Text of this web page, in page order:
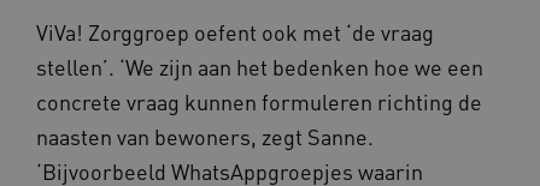
ViVa! Zorggroep oefent ook met ‘de vraag
stellen’. ‘We zijn aan het bedenken hoe we een
concrete vraag kunnen formuleren richting de
naasten van bewoners, zegt Sanne.
‘Bijvoorbeeld WhatsAppgroepjes waarin
ARRAffinitySameSite
Microsoft Corporation
.waardigheidentrots.nl